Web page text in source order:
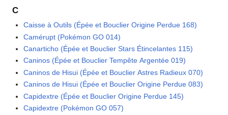
C
Caisse à Outils (Épée et Bouclier Origine Perdue 168)
Camérupt (Pokémon GO 014)
Canarticho (Épée et Bouclier Stars Étincelantes 115)
Caninos (Épée et Bouclier Tempête Argentée 019)
Caninos de Hisui (Épée et Bouclier Astres Radieux 070)
Caninos de Hisui (Épée et Bouclier Origine Perdue 083)
Capidextre (Épée et Bouclier Origine Perdue 145)
Capidextre (Pokémon GO 057)